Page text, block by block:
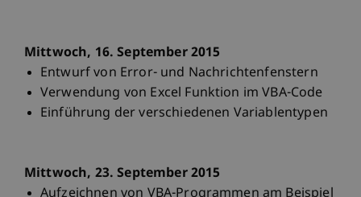
Mittwoch, 16. September 2015
Entwurf von Error- und Nachrichtenfenstern
Verwendung von Excel Funktion im VBA-Code
Einführung der verschiedenen Variablentypen
Mittwoch, 23. September 2015